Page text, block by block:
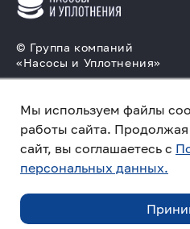
Мы используем файлы
работы сайта.
сайт, вы соглашаетесь с
персональных данных.
ПО
ЗАКАЗАТЬ
© Группа компаний
«Насосы и Уплотнения»
торцовых уплотнений
Политика
Создано в
продвигать